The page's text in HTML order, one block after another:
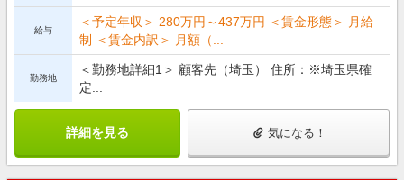
給与
＜予定年収＞ 280万円～437万円 ＜賃金形態＞ 月給
制 ＜賃金内訳＞ 月額（...
勤務地
＜勤務地詳細1＞ 顧客先（埼玉） 住所：※埼玉県確
定...
詳細を見る 気になる！